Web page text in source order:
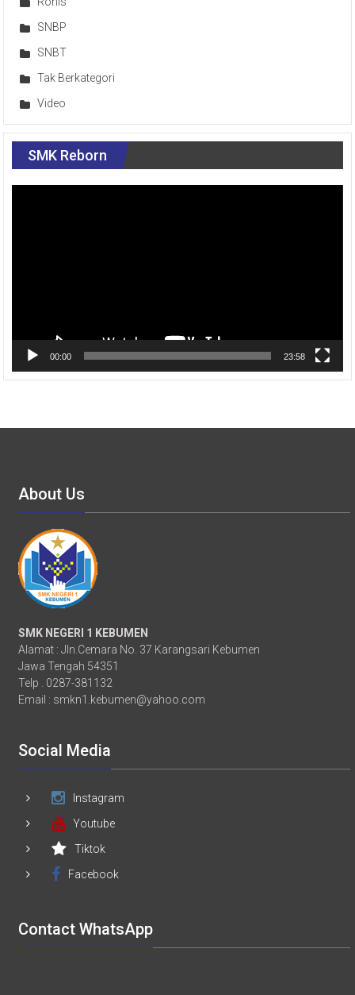
SNBP
SNBT
Tak Berkategori
Video
SMK Reborn
00:00 23:58
About Us
SMK NEGERI 1 KEBUMEN
Alamat : Jln.Cemara No. 37 Karangsari Kebumen
Jawa Tengah 54351
Telp . 0287-381132
Email : smkn1.kebumen@yahoo.com
Social Media
Instagram
Youtube
Tiktok
Facebook
Contact WhatsApp